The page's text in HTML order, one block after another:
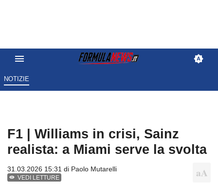
NOTIZIE
F1 | Williams in crisi, Sainz
realista: a Miami serve la svolta
31.03.2026 15:31 di Paolo Mutarelli
VEDI LETTURE